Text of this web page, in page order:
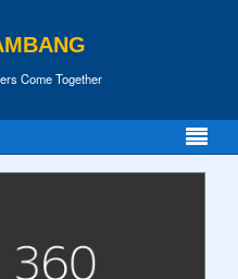
Come Together